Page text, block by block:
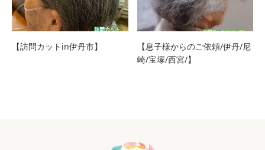
【訪問カットin伊丹市】
【息子様からのご依頼/伊丹/尼
崎/宝塚/西宮/】